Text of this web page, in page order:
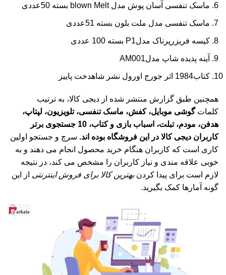
ماسک تنفسی آسان پوش مدل blown Melt بسته 50عددی
ماسک تنفسی مدل ملت بلون بسته 51عددی
کیسه فریزرپرناک مدلP1 بسته 100 عددی
آینه پدیده شاپ مدلAM001
کتاب1984 اثر جورج اورول نشر شاهدخت پاییز
همچنین طبق گزارش منتشر شده از دیجی کالا، به ترتیب
کلماتگوشی موبایل، کفش، ماسک تنفسی، تلویزیون، لپتاپ،
هدفن، مودم، تبلت، اسباب بازی و کتاب، 10 جستجوی برتر
کاربران دیجی کالا در این فروشگاه بوده اند. سرچ و جستجو اولین
کاری است که کاربران هنگام خرید محصول انجام می دهند و به
خوبی علاقه مندی و نیاز کاربران را مشخص می کند، در نتیجه
لازم است برای پیدا کردن بهترین کالا برای فروش اینترنتی از این
گونه آمارها کمک بگیرید.